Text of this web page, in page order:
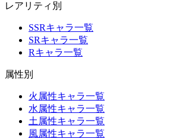
レアリティ別
SSRキャラ一覧
SRキャラ一覧
Rキャラ一覧
属性別
火属性キャラ一覧
水属性キャラ一覧
土属性キャラ一覧
風属性キャラ一覧